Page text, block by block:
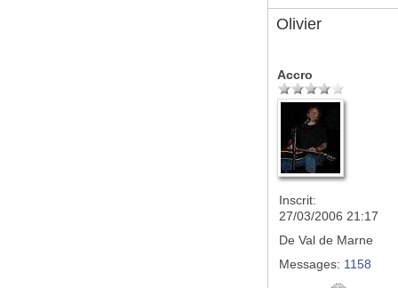
Olivier
Accro
Inscrit:
27/03/2006 21:17
De Val de Marne
Messages: 1158